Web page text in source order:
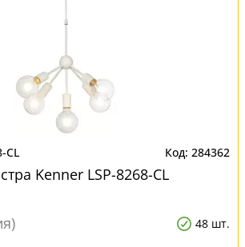
CL 284362
Kenner LSP-8268-CL
48 шт.